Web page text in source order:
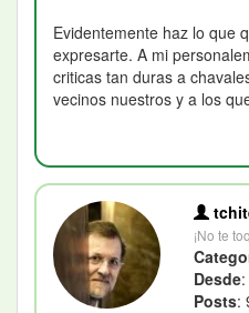
Evidentemente haz lo que
expresarte. A mi
criticas tan duras a
vecinos nuestros y a los
¡No te
Desde
Posts: